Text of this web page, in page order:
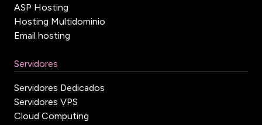
ASP Hosting
Hosting Multidominio
Email hosting
Servidores
Servidores Dedicados
Servidores VPS
Cloud Computing